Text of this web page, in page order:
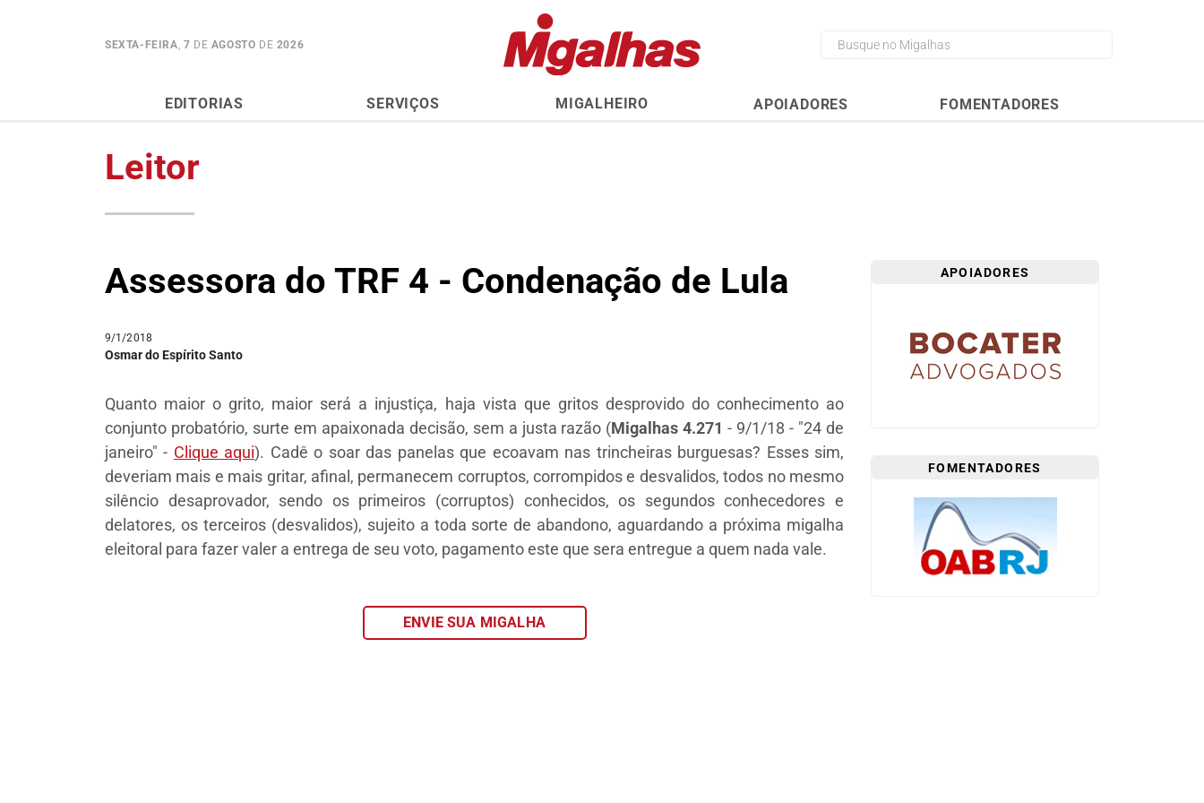
SEXTA-FEIRA, 7 DE AGOSTO DE 2026
EDITORIAS SERVIÇOS MIGALHEIRO APOIADORES FOMENTADORES
Leitor
Assessora do TRF 4 - Condenação de Lula
9/1/2018
Osmar do Espírito Santo
Quanto maior o grito, maior será a injustiça, haja vista que gritos desprovido do conhecimento ao
conjunto probatório, surte em apaixonada decisão, sem a justa razão (Migalhas 4.271 - 9/1/18 - "24 de
janeiro" - Clique aqui). Cadê o soar das panelas que ecoavam nas trincheiras burguesas? Esses sim,
deveriam mais e mais gritar, afinal, permanecem corruptos, corrompidos e desvalidos, todos no mesmo
silêncio desaprovador, sendo os primeiros (corruptos) conhecidos, os segundos conhecedores e
delatores, os terceiros (desvalidos), sujeito a toda sorte de abandono, aguardando a próxima migalha
eleitoral para fazer valer a entrega de seu voto, pagamento este que sera entregue a quem nada vale.
ENVIE SUA MIGALHA
APOIADORES
FOMENTADORES